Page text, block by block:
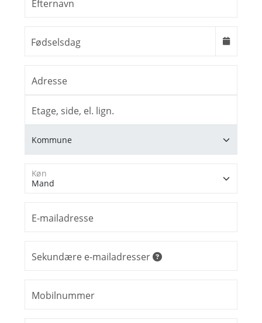
Efternavn
Fødselsdag
Adresse
Etage, side, el. lign.
Køn
E-mailadresse
Sekundære e-mailadresser
Mobilnummer